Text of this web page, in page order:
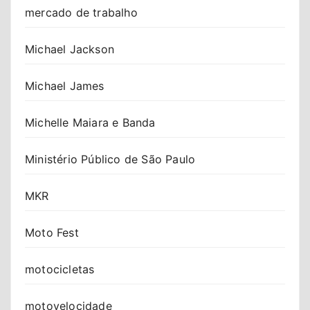
mercado de trabalho
Michael Jackson
Michael James
Michelle Maiara e Banda
Ministério Público de São Paulo
MKR
Moto Fest
motocicletas
motovelocidade